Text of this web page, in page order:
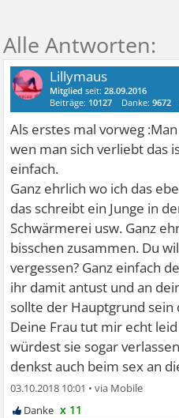
Lillymaus
Mitglied seit:28.09.2016
Beiträge: 10127 Danke:9672
Als erstes mal vorweg
wen man sich verliebt das
einfach.
Ganz ehrlich wo ich das
das schreibt ein Junge in
Schwärmerei usw. Ganz
bisschen zusammen. Du
vergessen? Ganz einfach
ihr damit antust und an
sollte der Hauptgrund sein
Deine Frau tut mir echt
würdest sie sogar
denkst auch beim sex an
03.10.2018 10:01 •
x 11